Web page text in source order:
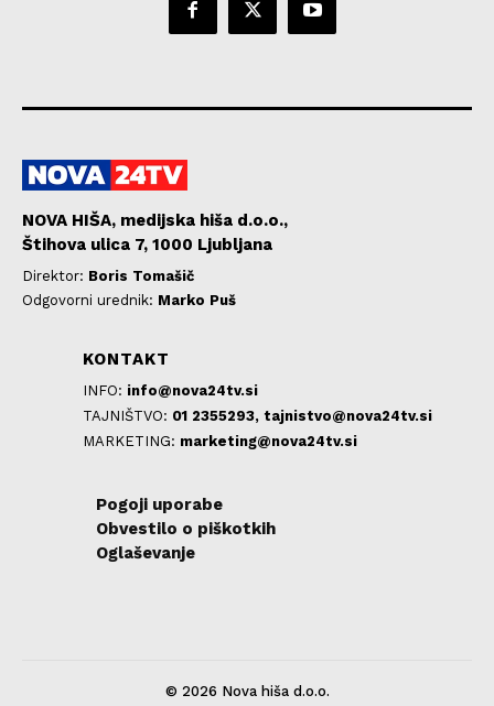
NOVA HIŠA, medijska hiša d.o.o.,
Štihova ulica 7, 1000 Ljubljana
Direktor: Boris Tomašič
Odgovorni urednik: Marko Puš
KONTAKT
INFO: info@nova24tv.si
TAJNIŠTVO: 01 2355293, tajnistvo@nova24tv.si
MARKETING: marketing@nova24tv.si
Pogoji uporabe
Obvestilo o piškotkih
Oglaševanje
© 2026 Nova hiša d.o.o.